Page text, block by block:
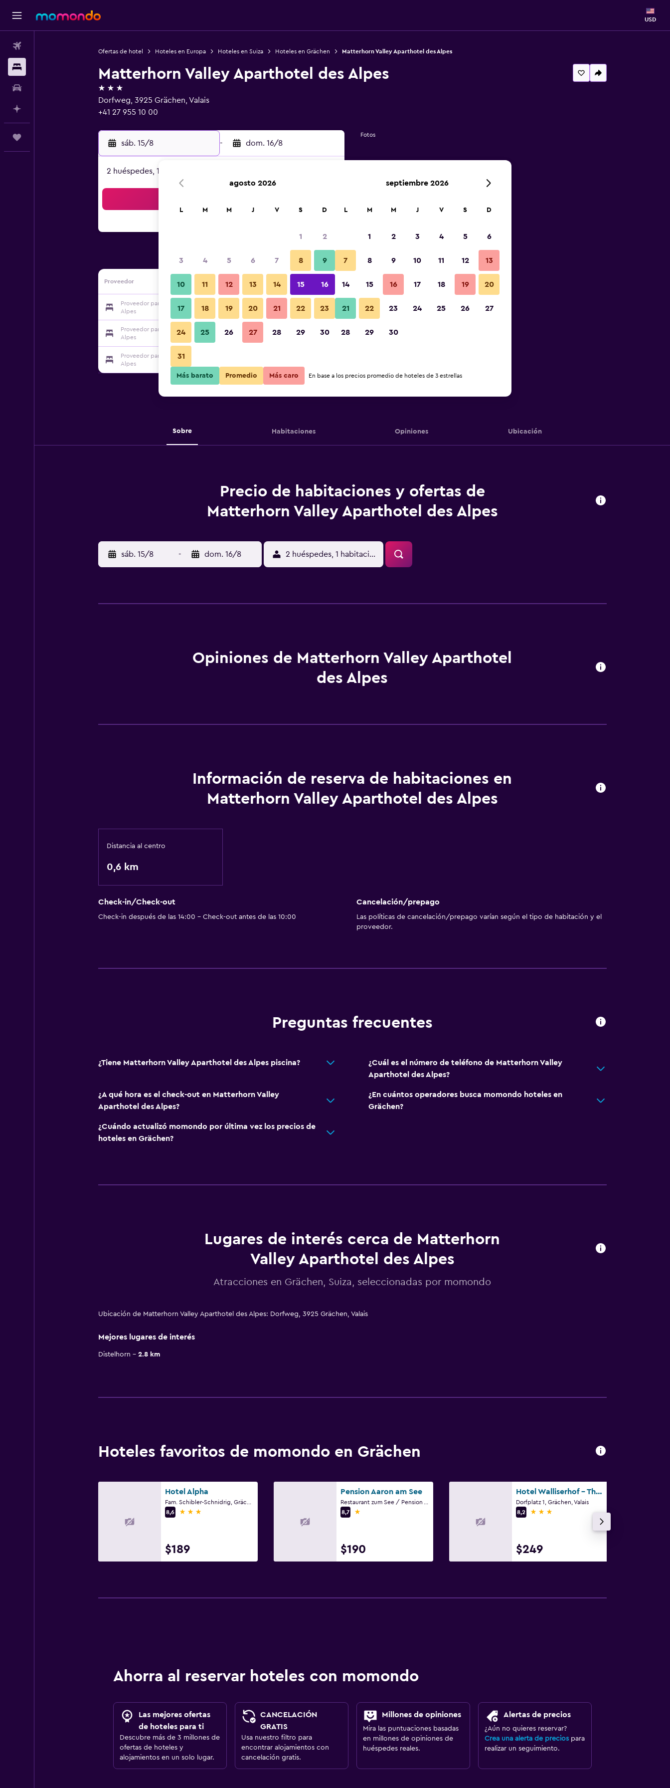
USD
Ofertas de hotel Hoteles en Europa Hoteles en Suiza Hoteles en Grächen Matterhorn Valley Aparthotel des Alpes
Matterhorn Valley Aparthotel des Alpes
3 estrellas
Dorfweg, 3925 Grächen, Valais
+41 27 955 10 00
sáb. 15/8 - dom. 16/8
2 huéspedes, 1 habitación
Proveedor
Proveedor para Matterhorn Valley Aparthotel des
Alpes
Ver precios
Proveedor para Matterhorn Valley Aparthotel des
Alpes
Ver precios
Proveedor para Matterhorn Valley Aparthotel des
Alpes
Fotos
Sobre Habitaciones Opiniones Ubicación
Precio de habitaciones y ofertas de
Matterhorn Valley Aparthotel des Alpes
sáb. 15/8 - dom. 16/8 2 huéspedes, 1 habitación
Opiniones de Matterhorn Valley Aparthotel
des Alpes
Información de reserva de habitaciones en
Matterhorn Valley Aparthotel des Alpes
Distancia al centro
0,6 km
Check-in/Check-out
Check-in después de las 14:00 - Check-out antes de las 10:00
Cancelación/prepago
Las políticas de cancelación/prepago varían según el tipo de habitación y el
proveedor.
Preguntas frecuentes
¿Tiene Matterhorn Valley Aparthotel des Alpes piscina?
¿Cuál es el número de teléfono de Matterhorn Valley
Aparthotel des Alpes?
¿A qué hora es el check-out en Matterhorn Valley
Aparthotel des Alpes?
¿En cuántos operadores busca momondo hoteles en
Grächen?
¿Cuándo actualizó momondo por última vez los precios de
hoteles en Grächen?
Lugares de interés cerca de Matterhorn
Valley Aparthotel des Alpes
Atracciones en Grächen, Suiza, seleccionadas por momondo
Ubicación de Matterhorn Valley Aparthotel des Alpes: Dorfweg, 3925 Grächen, Valais
Mejores lugares de interés
Distelhorn 2.8 km
Hoteles favoritos de momondo en Grächen
Hotel Alpha
8,6
3 estrellas
$189
Pension Aaron am See
8,7
1 estrella
$190
Hotel Walliserhof - The Dom Collection
Dorfplatz 1, Grächen, Valais
8,2
3 estrellas
$249
Ahorra al reservar hoteles con momondo
Las mejores ofertas
de hoteles para ti
Descubre más de 3 millones de
ofertas de hoteles y
alojamientos en un solo lugar.
CANCELACIÓN
GRATIS
Usa nuestro filtro para
encontrar alojamientos con
cancelación gratis.
Millones de opiniones
Mira las puntuaciones basadas
en millones de opiniones de
huéspedes reales.
Alertas de precios
¿Aún no quieres reservar?
Crea una alerta de preciospara
realizar un seguimiento.
agosto 2026
L M M J V S D
1 2
3 4 5 6 7 8 9
10 11 12 13 14 15 16
17 18 19 20 21 22 23
24 25 26 27 28 29 30
31
septiembre 2026
L M M J V S D
1 2 3 4 5 6
7 8 9 10 11 12 13
14 15 16 17 18 19 20
21 22 23 24 25 26 27
28 29 30
Más barato Promedio Más caro En base a los precios promedio de hoteles de 3 estrellas